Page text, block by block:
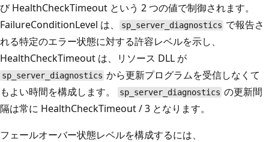
び HealthCheckTimeout という 2 つの値で制御されます。
FailureConditionLevel は、
sp_server_diagnostics で報告さ
れる特定のエラー状態に対する許容レベルを示し、
HealthCheckTimeout は、リソース DLL が
sp_server_diagnostics から更新プログラムを受信しなくて
もよい時間を構成します。
sp_server_diagnostics の更新間
隔は常に HealthCheckTimeout / 3 となります。
フェールオーバー状態レベルを構成するには、